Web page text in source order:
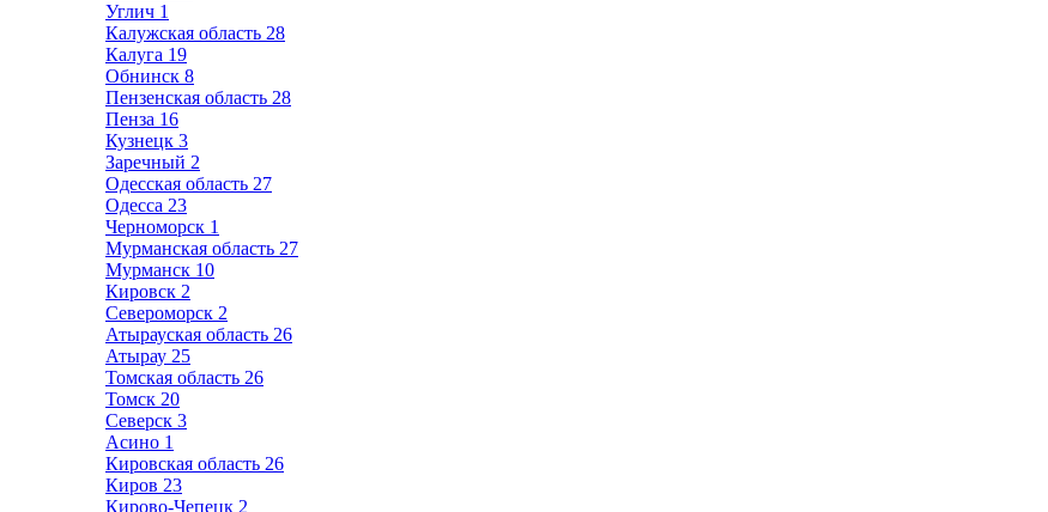
Углич 1
Калужская область 28
Калуга 19
Обнинск 8
Пензенская область 28
Пенза 16
Кузнецк 3
Заречный 2
Одесская область 27
Одесса 23
Черноморск 1
Мурманская область 27
Мурманск 10
Кировск 2
Североморск 2
Атырауская область 26
Атырау 25
Томская область 26
Томск 20
Северск 3
Асино 1
Кировская область 26
Киров 23
Кирово-Чепецк 2